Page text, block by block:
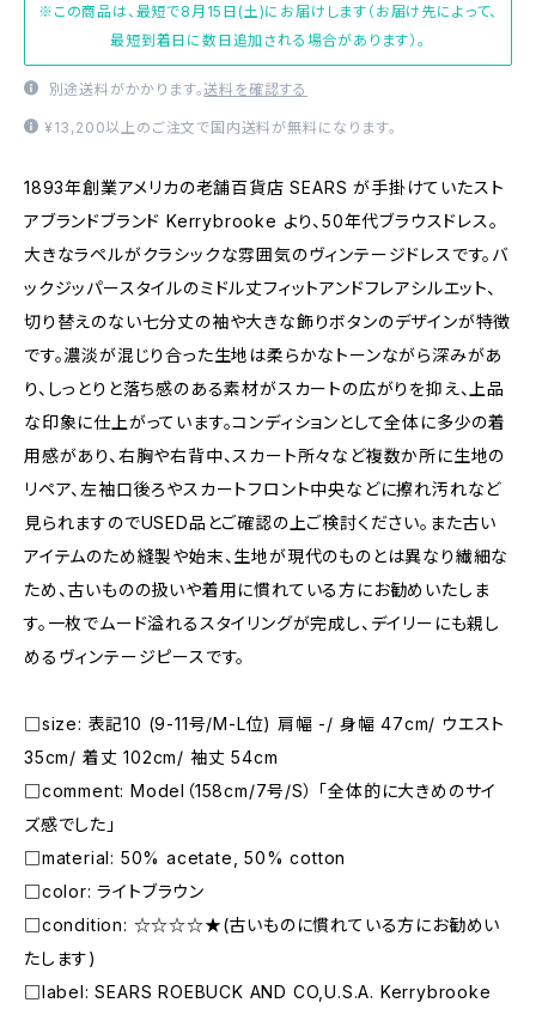
※この商品は、最短で8月15日(土)にお届けします（お届け先によって、
最短到着日に数日追加される場合があります）。
別途送料がかかります。送料を確認する
¥13,200以上のご注文で国内送料が無料になります。
1893年創業アメリカの老舗百貨店 SEARS が手掛けていたスト
アブランドブランド Kerrybrooke より、50年代ブラウスドレス。
大きなラペルがクラシックな雰囲気のヴィンテージドレスです。バ
ックジッパースタイルのミドル丈フィットアンドフレアシルエット、
切り替えのない七分丈の袖や大きな飾りボタンのデザインが特徴
です。濃淡が混じり合った生地は柔らかなトーンながら深みがあ
り、しっとりと落ち感のある素材がスカートの広がりを抑え、上品
な印象に仕上がっています。コンディションとして全体に多少の着
用感があり、右胸や右背中、スカート所々など複数か所に生地の
リペア、左袖口後ろやスカートフロント中央などに擦れ汚れなど
見られますのでUSED品とご確認の上ご検討ください。また古い
アイテムのため縫製や始末、生地が現代のものとは異なり繊細な
ため、古いものの扱いや着用に慣れている方にお勧めいたしま
す。一枚でムード溢れるスタイリングが完成し、デイリーにも親し
めるヴィンテージピースです。
□size: 表記10 (9-11号/M-L位) 肩幅 -/ 身幅 47cm/ ウエスト
35cm/ 着丈 102cm/ 袖丈 54cm
□comment: Model（158cm/7号/S） 「全体的に大きめのサイ
ズ感でした」
□material: 50% acetate, 50% cotton
□color: ライトブラウン
□condition: ☆☆☆☆★(古いものに慣れている方にお勧めい
たします)
□label: SEARS ROEBUCK AND CO,U.S.A. Kerrybrooke